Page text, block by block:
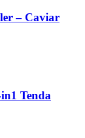
– Caviar
Tenda